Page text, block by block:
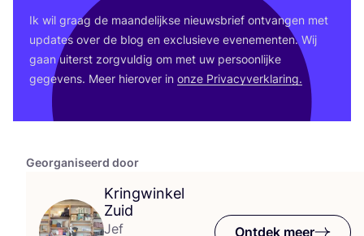
Georganiseerd door
Kringwinkel
Zuid
Jef
Ontdek meer
Ik wil graag de maan­de­lijk­se nieuws­brief ont­van­gen met
upda­tes over de blog en exclu­sie­ve eve­ne­men­ten. Wij
gaan uiterst zorg­vul­dig om met uw per­soon­lij­ke
gege­vens. Meer hier­over in onze Pri­va­cy­ver­kla­ring.